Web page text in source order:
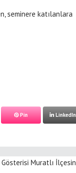
seminere katılanlara
Pin LinkedIn